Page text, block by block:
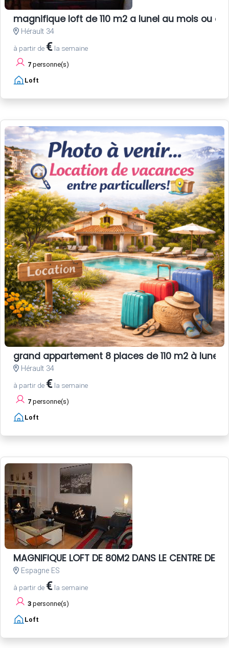
magnifique loft de 110 m2 a lunel au mois ou
Hérault 34
à partir de € la semaine
7 personne(s)
Loft
grand appartement 8 places de 110 m2 à lunel
Hérault 34
à partir de € la semaine
7 personne(s)
Loft
MAGNIFIQUE LOFT DE 80M2 DANS LE CENTRE DE
Espagne ES
à partir de € la semaine
3 personne(s)
Loft